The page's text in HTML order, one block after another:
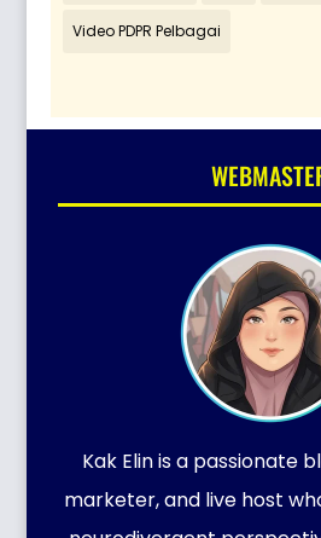
Video PDPR Pelbagai
Kak Elin is a passionate
marketer, and live host